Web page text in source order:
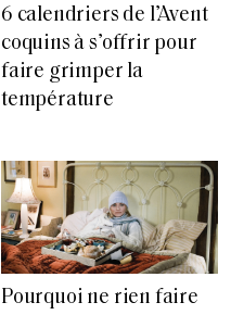
6 calendriers de l’Avent
coquins à s’offrir pour
faire grimper la
température
Pourquoi ne rien faire